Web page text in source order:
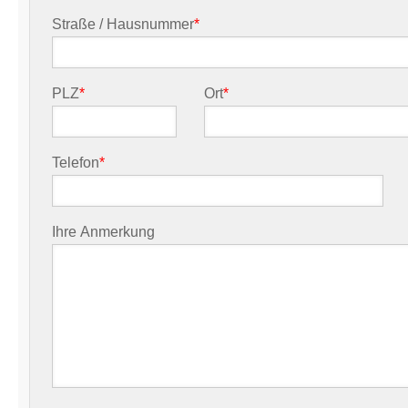
Straße / Hausnummer*
PLZ* Ort*
Telefon*
Ihre Anmerkung